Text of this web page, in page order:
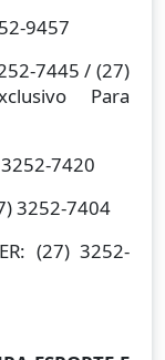
9457
7445 / (27)
Para
3252-7420
3252-7404
(27) 3252-